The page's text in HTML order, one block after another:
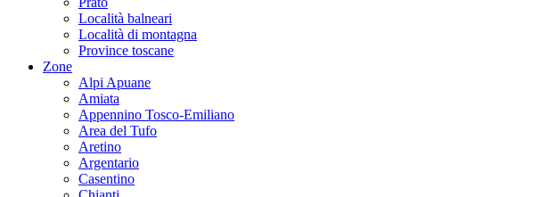
Località balneari
Località di montagna
Province toscane
Zone
Alpi Apuane
Amiata
Appennino Tosco-Emiliano
Area del Tufo
Aretino
Argentario
Casentino